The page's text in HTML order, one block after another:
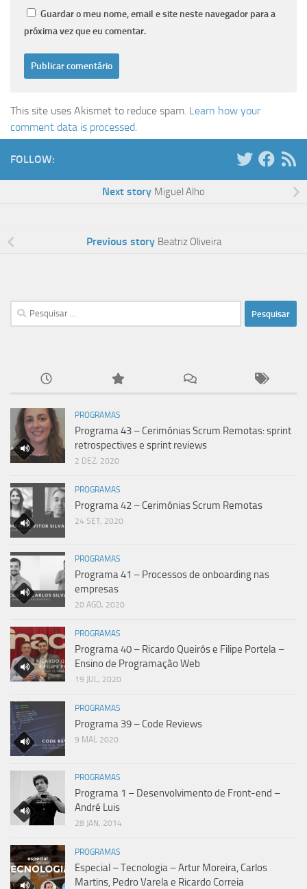
Guardar o meu nome, email e site neste navegador para a
próxima vez que eu comentar.
This site uses Akismet to reduce spam. Learn how your
comment data is processed.
FOLLOW:
Next story Miguel Alho
Previous story Beatriz Oliveira
Pesquisar
por:
PROGRAMAS
Programa 43 – Cerimónias Scrum Remotas: sprint
retrospectives e sprint reviews
2 DEZ, 2020
PROGRAMAS
Programa 42 – Cerimónias Scrum Remotas
24 SET, 2020
PROGRAMAS
Programa 41 – Processos de onboarding nas
empresas
20 AGO, 2020
PROGRAMAS
Programa 40 – Ricardo Queirós e Filipe Portela –
Ensino de Programação Web
19 JUL, 2020
PROGRAMAS
Programa 39 – Code Reviews
9 MAI, 2020
PROGRAMAS
Programa 1 – Desenvolvimento de Front-end –
André Luis
28 JAN, 2014
PROGRAMAS
Especial – Tecnologia – Artur Moreira, Carlos
Martins, Pedro Varela e Ricardo Correia